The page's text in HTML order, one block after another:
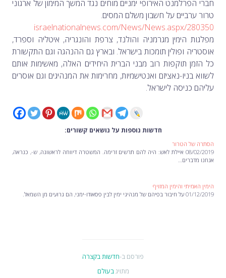
חברי הפרלמנט האירופי ימניים מוחים נגד המשך המימון של ארגוני
טרור ערביים על חשבון משלם המסים.
israelnationalnews.com/News/News.aspx/280350
מפלגות הימין מגרמניה והולנד, צרפת והונגריה, איטליה וספרד,
אוסטריה ופולין תומכות בישראל. ובארץ גם ההנהגה וגם התקשורת
כל הזמן תוקפות רוב מבני הברית היחידים האלה, מאשימות אותם
לשווא בניו-נאציזם ואנטישמיות, מחרימות את המנהיגים וגם אוסרים
עליהם כניסה לישראל.
חדשות נוספות על נושאים קשורים:
הסתרה של הטרור
08/02/2019 איילת לאש: היה להם תרשים זרימה. המשטרה דיווחה לראשונה, ש-, כנראה,
אנחנו מדברים…
הימין האמיתי והימין המזויף
01/12/2019 על חיבור בפיהם של מנהיגי ימין לבין פסאודו-ימני, הם גרועים מן השמאל.
פורסם ב-חדשות בקצרה
מתויגבעולם